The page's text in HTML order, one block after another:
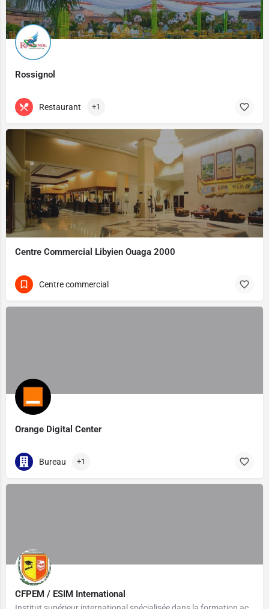
Rossignol
Restaurant +1
Centre Commercial Libyien Ouaga 2000
Centre commercial
Orange Digital Center
Bureau +1
CFPEM / ESIM International